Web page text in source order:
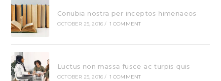
Conubia nostra per inceptos himenaeos
OCTOBER 25, 2016 / 1 COMMENT
Luctus non massa fusce ac turpis quis
OCTOBER 25, 2016 / 1 COMMENT